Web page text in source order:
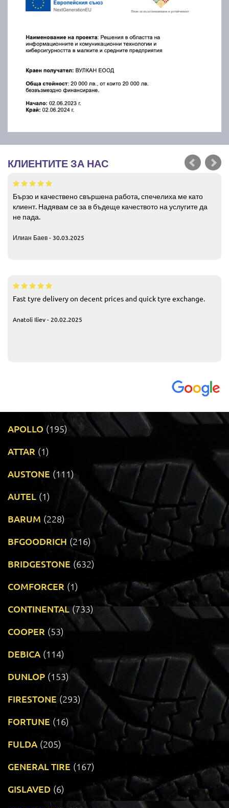
КЛИЕНТИТЕ ЗА НАС
Бързо и качествено свършена работа, спечелиха ме като
клиент. Надявам се за в бъдеще качеството на услугите да
не пада.
Илиан Баев - 30.03.2025
Fast tyre delivery on decent prices and quick tyre exchange.
Anatoli Iliev - 20.02.2025
APOLLO (195)
ATTAR (1)
AUSTONE (111)
AUTEL (1)
BARUM (228)
BFGOODRICH (216)
BRIDGESTONE (632)
COMFORCER (1)
CONTINENTAL (733)
COOPER (53)
DEBICA (114)
DUNLOP (153)
FIRESTONE (293)
FORTUNE (16)
FULDA (205)
GENERAL TIRE (167)
GISLAVED (6)